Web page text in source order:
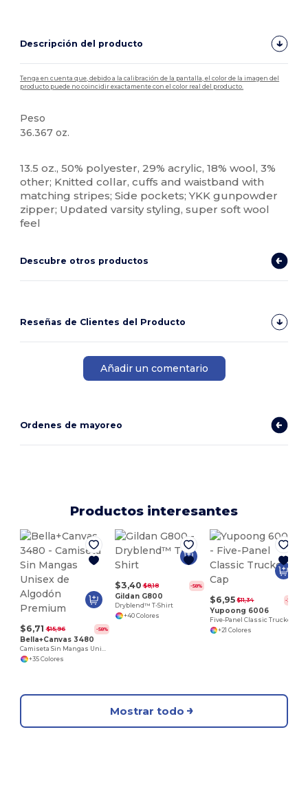
Descripción del producto
Tenga en cuenta que, debido a la calibración de la pantalla, el color de la imagen del
producto puede no coincidir exactamente con el color real del producto.
Peso
36.367 oz.
13.5 oz., 50% polyester, 29% acrylic, 18% wool, 3%
other; Knitted collar, cuffs and waistband with
matching stripes; Side pockets; YKK gunpowder
zipper; Updated varsity styling, super soft wool
feel
Descubre otros productos
Reseñas de Clientes del Producto
Añadir un comentario
Ordenes de mayoreo
Productos interesantes
$6,71 $15,96 -58%
Bella+Canvas 3480
Camiseta Sin Mangas Unisex de Algodón Premium
+35 Colores
$3,40 $8,18 -58%
Gildan G800
Dryblend™ T-Shirt
+40 Colores
$6,95 $11,34 -39%
Yupoong 6006
+21 Colores
Mostrar todo